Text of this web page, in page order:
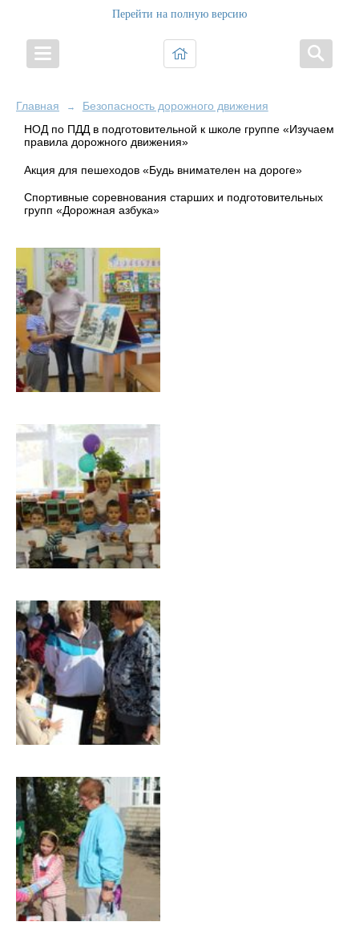
Перейти на полную версию
Главная →
Безопасность дорожного движения
НОД по ПДД в подготовительной к школе группе «Изучаем
правила дорожного движения»
Акция для пешеходов «Будь внимателен на дороге»
Спортивные соревнования старших и подготовительных
групп «Дорожная азбука»